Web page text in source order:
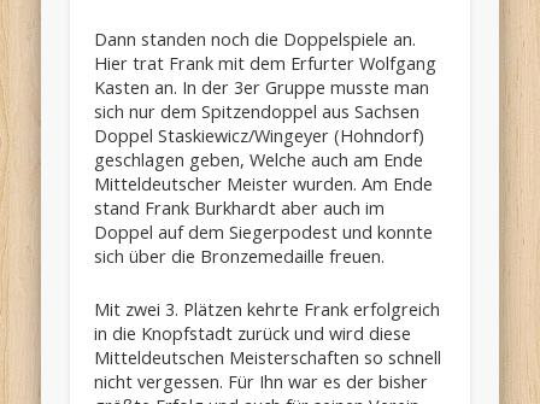
Dann standen noch die Doppelspiele an.
Hier trat Frank mit dem Erfurter Wolfgang
Kasten an. In der 3er Gruppe musste man
sich nur dem Spitzendoppel aus Sachsen
Doppel Staskiewicz/Wingeyer (Hohndorf)
geschlagen geben, Welche auch am Ende
Mitteldeutscher Meister wurden. Am Ende
stand Frank Burkhardt aber auch im
Doppel auf dem Siegerpodest und konnte
sich über die Bronzemedaille freuen.
Mit zwei 3. Plätzen kehrte Frank erfolgreich
in die Knopfstadt zurück und wird diese
Mitteldeutschen Meisterschaften so schnell
nicht vergessen. Für Ihn war es der bisher